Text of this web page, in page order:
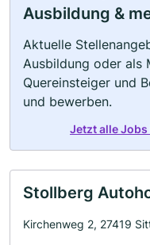
Ausbildung &
Aktuelle
Ausbildung oder als
Quereinsteiger und
und bewerben.
Jetzt alle
Stollberg
Kirchenweg 2, 27419